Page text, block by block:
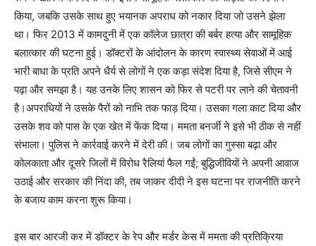
किया, जबकि उसके साथ हुए भयानक अपराध को नकार दिया जो उसने झेला
था। फिर 2013 में कामदुनी में एक कॉलेज छात्रा की बर्बर हत्या और सामूहिक
बलात्कार की घटना हुई। डॉक्टरों के आंदोलन के कारण स्वास्थ्य सेवाओं में आई
भारी बाधा के प्रति अपने धैर्य से लोगों ने एक कड़ा संदेश दिया है, जिसे सीएम ने
पढ़ा और समझा है। यह उनके लिए शासन को फिर से पटरी पर लाने की चेतावनी
है।अपराधियों ने उसके पैरों को नाभि तक फाड़ दिया। उसका गला काट दिया और
उसके शव को पास के एक खेत में फेंक दिया। ममता बनर्जी ने इसे भी ठीक से नहीं
संभाला। पुलिस ने कार्रवाई करने में देरी की। जब लोगों का गुस्सा बढ़ा और
कोलकाता और दूसरे जिलों में विरोध रैलियां फैल गईं; बुद्धिजीवियों ने अपनी आवाज
उठाई और सरकार की निंदा की, तब जाकर दीदी ने इस घटना पर राजनीति करने
के बजाय काम करना शुरू किया।
इस बार आरजी कर में डॉक्टर के रेप और मर्डर केस में ममता की प्रतिक्रिया